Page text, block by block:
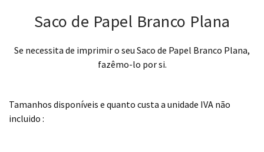
Saco de Papel Branco Plana
Se necessita de imprimir o seu Saco de Papel Branco Plana,
fazêmo-lo por si.
Tamanhos disponíveis e quanto custa a unidade IVA não
incluido :